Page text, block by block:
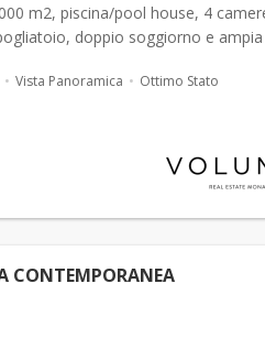
m2, piscina/pool house, 4
doppio soggiorno e ampia
Vista Panoramica Ottimo Stato
CONTEMPORANEA